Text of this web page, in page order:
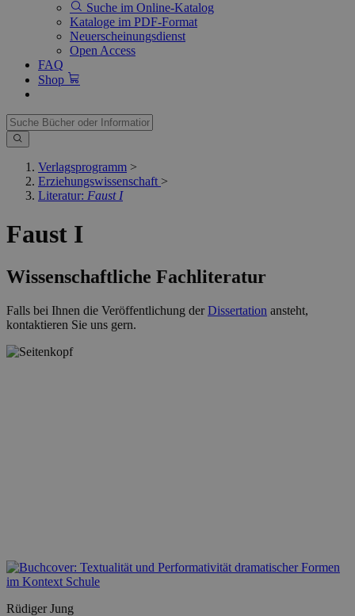
Suche im Online-Katalog
Kataloge im PDF-Format
Neuerscheinungsdienst
Open Access
FAQ
Shop
Verlagsprogramm >
Erziehungswissenschaft >
Literatur: Faust I
Faust I
Wissenschaftliche Fachliteratur
Falls bei Ihnen die Veröffentlichung derDissertation ansteht,
kontaktieren Sie uns gern.
Rüdiger Jung